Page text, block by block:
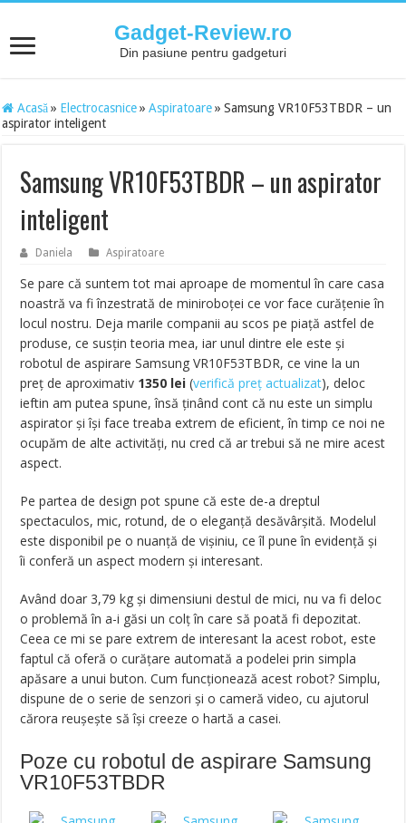
Gadget-Review.ro
Din pasiune pentru gadgeturi
Acasă » Electrocasnice » Aspiratoare » Samsung VR10F53TBDR – un
aspirator inteligent
Samsung VR10F53TBDR – un aspirator
inteligent
Daniela Aspiratoare
Se pare că suntem tot mai aproape de momentul în care casa
noastră va fi înzestrată de miniroboței ce vor face curățenie în
locul nostru. Deja marile companii au scos pe piață astfel de
produse, ce susțin teoria mea, iar unul dintre ele este și
robotul de aspirare Samsung VR10F53TBDR, ce vine la un
preț de aproximativ 1350 lei (verifică preț actualizat),deloc
ieftin am putea spune, însă ținând cont că nu este un simplu
aspirator și își face treaba extrem de eficient, în timp ce noi ne
ocupăm de alte activități, nu cred că ar trebui să ne mire acest
aspect.
Pe partea de design pot spune că este de-a dreptul
spectaculos, mic, rotund, de o eleganță desăvârșită. Modelul
este disponibil pe o nuanță de vișiniu, ce îl pune în evidență și
îi conferă un aspect modern și interesant.
Având doar 3,79 kg și dimensiuni destul de mici, nu va fi deloc
o problemă în a-i găsi un colț în care să poată fi depozitat.
Ceea ce mi se pare extrem de interesant la acest robot, este
faptul că oferă o curățare automată a podelei prin simpla
apăsare a unui buton. Cum funcționează acest robot? Simplu,
dispune de o serie de senzori și o cameră video, cu ajutorul
cărora reușește să își creeze o hartă a casei.
Poze cu robotul de aspirare Samsung
VR10F53TBDR